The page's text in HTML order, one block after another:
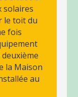
solaires
le toit du
fois
la Maison
au